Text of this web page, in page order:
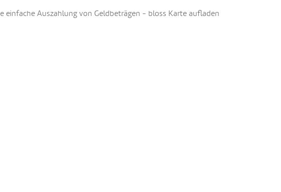
einfache Auszahlung von Geldbeträgen - bloss Karte aufladen